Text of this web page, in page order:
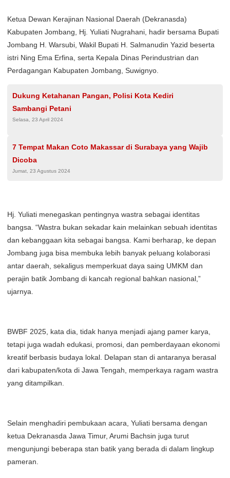
Ketua Dewan Kerajinan Nasional Daerah (Dekranasda)
Kabupaten Jombang, Hj. Yuliati Nugrahani, hadir bersama Bupati
Jombang H. Warsubi, Wakil Bupati H. Salmanudin Yazid beserta
istri Ning Ema Erfina, serta Kepala Dinas Perindustrian dan
Perdagangan Kabupaten Jombang, Suwignyo.
Dukung Ketahanan Pangan, Polisi Kota Kediri
Sambangi Petani
Selasa, 23 April 2024
7 Tempat Makan Coto Makassar di Surabaya yang Wajib
Dicoba
Jumat, 23 Agustus 2024
Hj. Yuliati menegaskan pentingnya wastra sebagai identitas
bangsa. “Wastra bukan sekadar kain melainkan sebuah identitas
dan kebanggaan kita sebagai bangsa. Kami berharap, ke depan
Jombang juga bisa membuka lebih banyak peluang kolaborasi
antar daerah, sekaligus memperkuat daya saing UMKM dan
perajin batik Jombang di kancah regional bahkan nasional,”
ujarnya.
BWBF 2025, kata dia, tidak hanya menjadi ajang pamer karya,
tetapi juga wadah edukasi, promosi, dan pemberdayaan ekonomi
kreatif berbasis budaya lokal. Delapan stan di antaranya berasal
dari kabupaten/kota di Jawa Tengah, memperkaya ragam wastra
yang ditampilkan.
Selain menghadiri pembukaan acara, Yuliati bersama dengan
ketua Dekranasda Jawa Timur, Arumi Bachsin juga turut
mengunjungi beberapa stan batik yang berada di dalam lingkup
pameran.